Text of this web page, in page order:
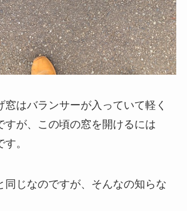
窓はバランサーが入っていて軽く
すが、この頃の窓を開けるには
。
同じなのですが、そんなの知らな